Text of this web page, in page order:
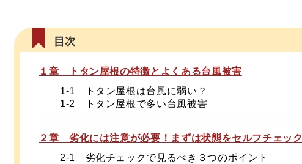
１章 トタン屋根の特徴とよくある台風被害
1-1 トタン屋根は台風に弱い？
1-2 トタン屋根で多い台風被害
２章 劣化には注意が必要！まずは状態をセルフチェック
2-1 劣化チェックで見るべき３つのポイント